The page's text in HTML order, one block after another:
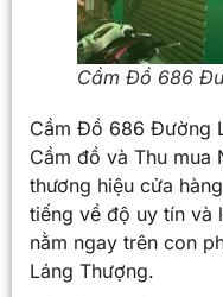
Cầm Đồ 686
Cầm Đồ 686 Đường
Cầm đồ và Thu mua
thương hiệu cửa
tiếng về độ uy tín và
nằm ngay trên con
Láng Thượng.